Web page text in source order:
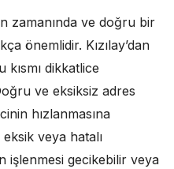
zamanında ve doğru bir
önemlidir. Kızılay’dan
dikkatlice
ve eksiksiz adres
hızlanmasına
veya hatalı
işlenmesi gecikebilir veya